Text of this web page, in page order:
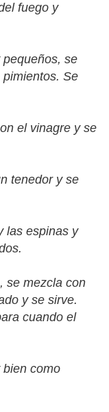
fuego y
se
Se
el vinagre y se
tenedor y se
las espinas y
se mezcla con
y se sirve.
cuando el
como